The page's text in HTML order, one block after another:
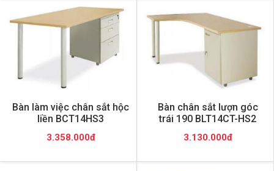
Bàn làm việc chân sắt hộc
liền BCT14HS3
3.358.000đ
Bàn chân sắt lượn góc
trái 190 BLT14CT-HS2
3.130.000đ